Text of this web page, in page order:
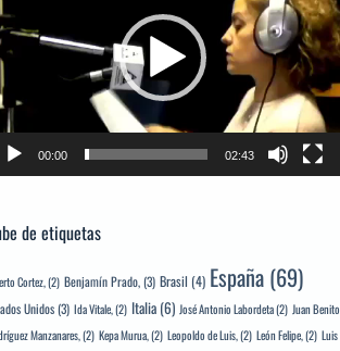
00:00 02:43
de etiquetas
Cortez,(2) Benjamín Prado,(3) Brasil (4) España (69)
Unidos(3) Ida Vitale,(2) Italia (6) José Antonio Labordeta(2) Juan Benito
Manzanares,(2) Kepa Murua,(2) Leopoldo de Luis,(2) León Felipe,(2) Luis